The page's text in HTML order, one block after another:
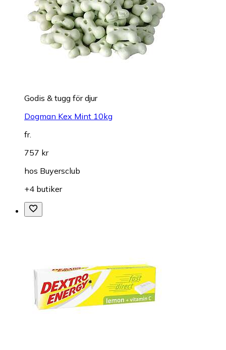
Godis & tugg för djur
Dogman Kex Mint 10kg
fr.
757 kr
hos Buyersclub
+4 butiker